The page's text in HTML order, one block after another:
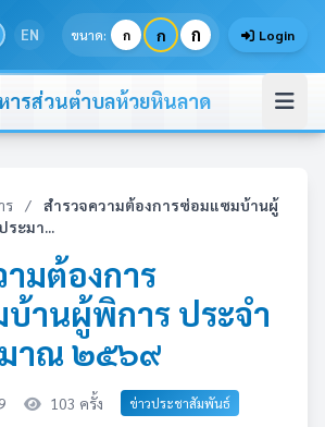
EN ขนาด: ก ก ก Login
ารส่วนตำบลห้วยหินลาด
ร /
สำรวจความต้องการซ่อมแซมบ้านผู้
ระมา...
มต้องการ
านผู้พิการ ประจำ
าณ ๒๕๖๙
103 ครั้ง ข่าวประชาสัมพันธ์